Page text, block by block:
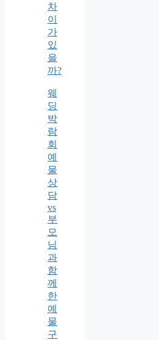
차
이
가
있
을
까?
웨
딩
박
람
회
예
물
상
담
vs
부
모
님
과
함
께
한
예
물
구